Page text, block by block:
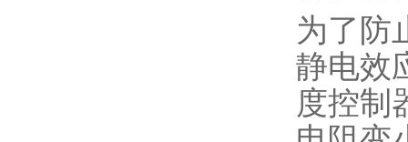
为了防
静电效
度控制